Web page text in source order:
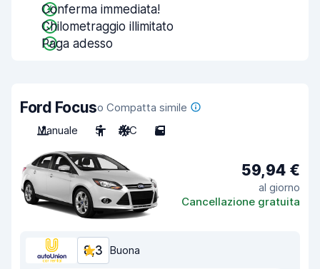
Conferma immediata!
Chilometraggio illimitato
Paga adesso
Ford Focuso Compatta simile
Manuale
5 A/C 5
59,94 €
al giorno
Cancellazione gratuita
8,3 Buona